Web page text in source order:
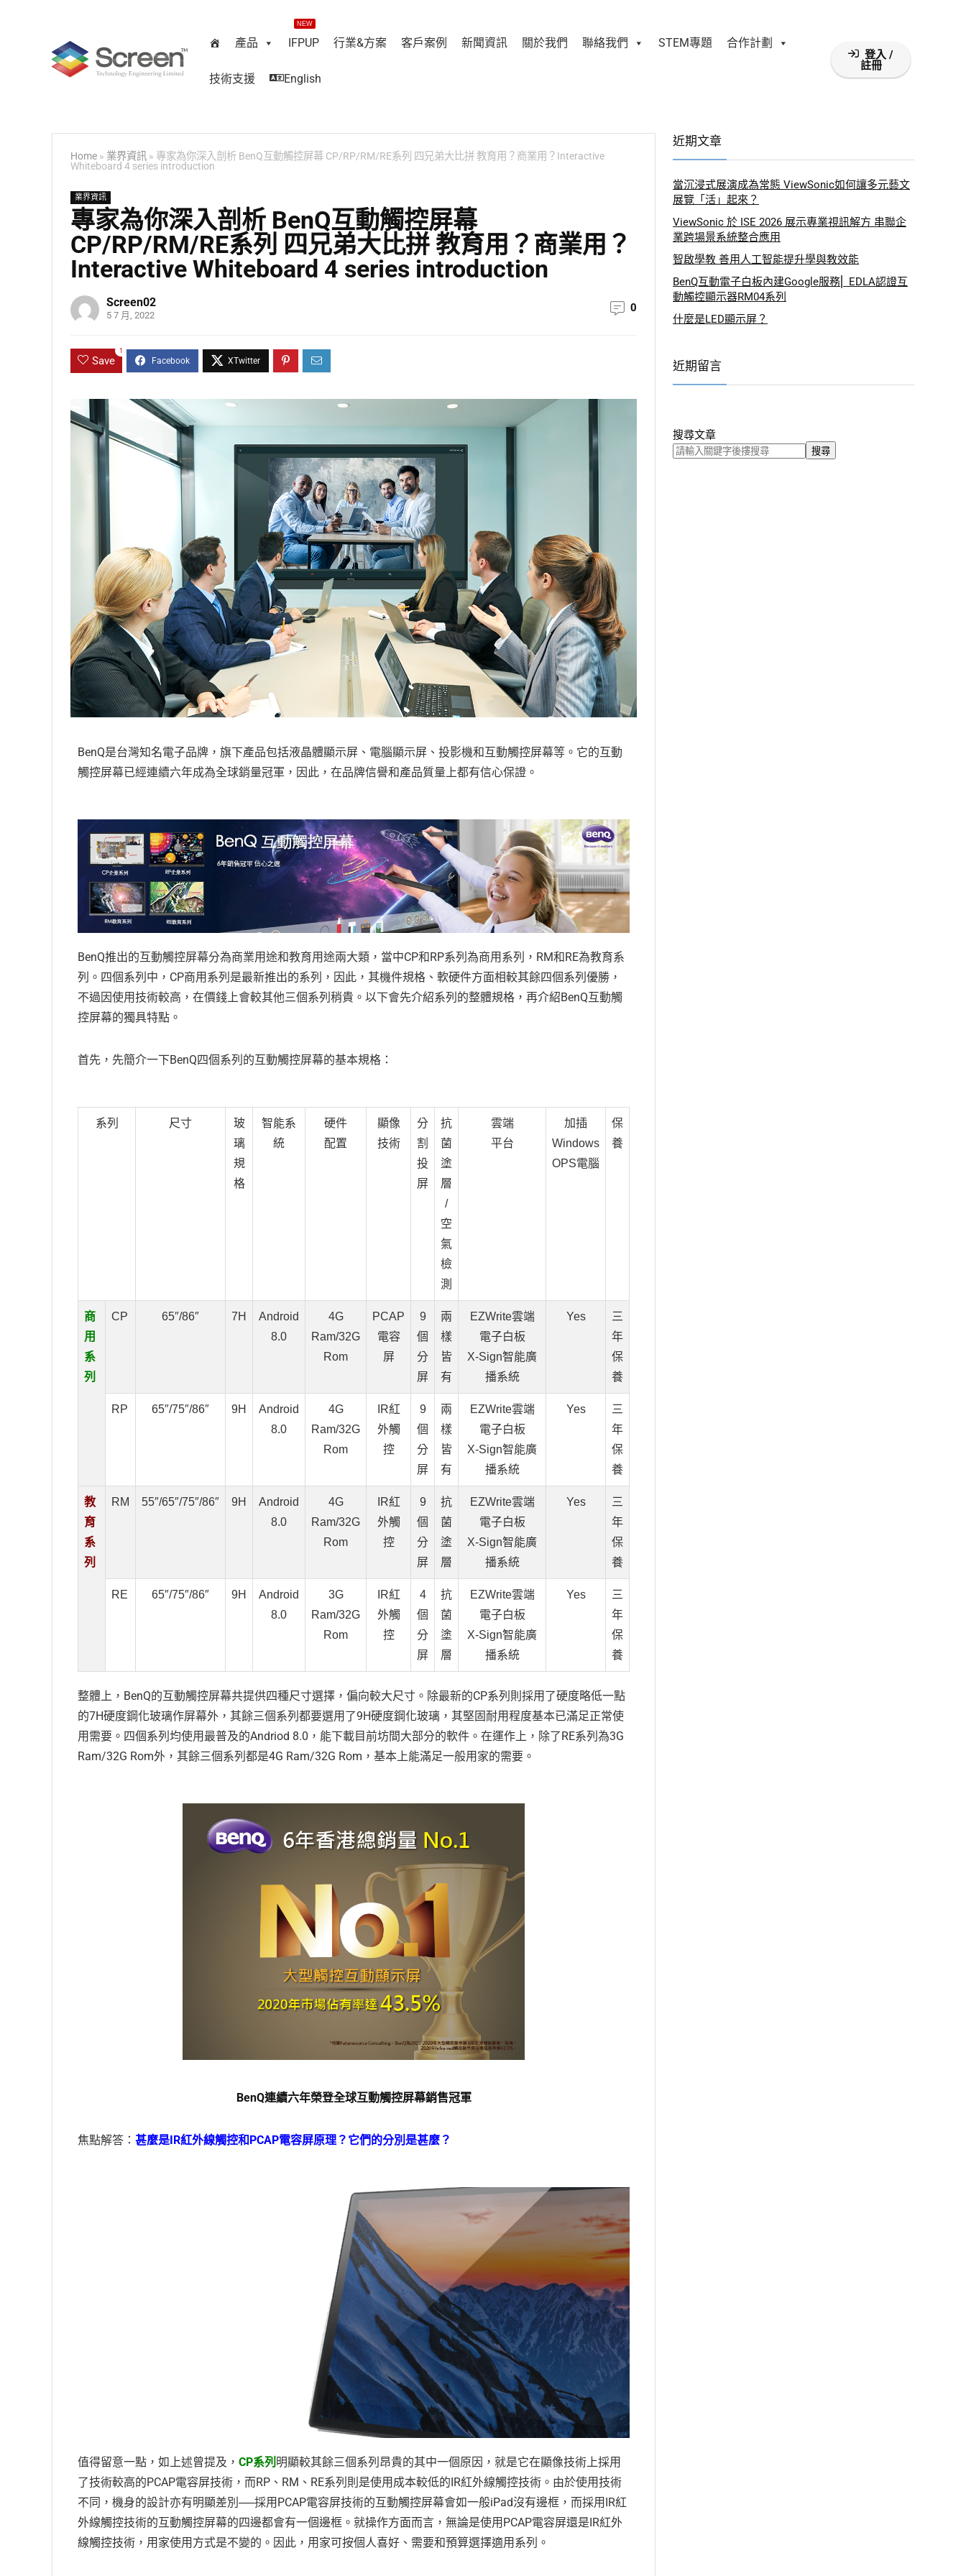
產品
NEW
IFPUP 行業&方案 客戶案例 新聞資訊 關於我們 聯絡我們 STEM專題 合作計劃
技術支援 English
登入 /
註冊
Home » 業界資訊 » 專家為你深入剖析 BenQ互動觸控屏幕 CP/RP/RM/RE系列 四兄弟大比拼 教育用？商業用？Interactive
Whiteboard 4 series introduction
業界資訊
專家為你深入剖析 BenQ互動觸控屏幕
CP/RP/RM/RE系列 四兄弟大比拼 教育用？商業用？
Interactive Whiteboard 4 series introduction
Screen02
5 7 月, 2022
0
Save
1
BenQ是台灣知名電子品牌，旗下產品包括液晶體顯示屏、電腦顯示屏、投影機和互動觸控屏幕等。它的互動
觸控屏幕已經連續六年成為全球銷量冠軍，因此，在品牌信譽和產品質量上都有信心保證。
BenQ推出的互動觸控屏幕分為商業用途和教育用途兩大類，當中CP和RP系列為商用系列，RM和RE為教育系
列。四個系列中，CP商用系列是最新推出的系列，因此，其機件規格、軟硬件方面相較其餘四個系列優勝，
不過因使用技術較高，在價錢上會較其他三個系列稍貴。以下會先介紹系列的整體規格，再介紹BenQ互動觸
控屏幕的獨具特點。
首先，先簡介一下BenQ四個系列的互動觸控屏幕的基本規格：
系列 尺寸
玻
璃
規
格
智能系
統
硬件
配置
顯像
技術
分
割
投
屏
抗
菌
塗
層
/
空
氣
檢
測
雲端
平台
加插
Windows
OPS電腦
保
養
商
用
系
列
CP 65″/86″ 7H
Android
8.0
4G
Ram/32G
Rom
PCAP
電容
屏
9
個
分
屏
兩
樣
皆
有
EZWrite雲端
電子白板
X-Sign智能廣
播系統
Yes
三
年
保
養
RP 65″/75″/86″ 9H
Android
8.0
4G
Ram/32G
Rom
IR紅
外觸
控
9
個
分
屏
兩
樣
皆
有
EZWrite雲端
電子白板
X-Sign智能廣
播系統
Yes
三
年
保
養
教
育
系
列
RM 55″/65″/75″/86″ 9H
Android
8.0
4G
Ram/32G
Rom
IR紅
外觸
控
9
個
分
屏
抗
菌
塗
層
EZWrite雲端
電子白板
X-Sign智能廣
播系統
Yes
三
年
保
養
RE 65″/75″/86″ 9H
Android
8.0
3G
Ram/32G
Rom
IR紅
外觸
控
4
個
分
屏
抗
菌
塗
層
EZWrite雲端
電子白板
X-Sign智能廣
播系統
Yes
三
年
保
養
整體上，BenQ的互動觸控屏幕共提供四種尺寸選擇，偏向較大尺寸。除最新的CP系列則採用了硬度略低一點
的7H硬度鋼化玻璃作屏幕外，其餘三個系列都要選用了9H硬度鋼化玻璃，其堅固耐用程度基本已滿足正常使
用需要。四個系列均使用最普及的Andriod 8.0，能下載目前坊間大部分的軟件。在運作上，除了RE系列為3G
Ram/32G Rom外，其餘三個系列都是4G Ram/32G Rom，基本上能滿足一般用家的需要。
BenQ連續六年榮登全球互動觸控屏幕銷售冠軍
焦點解答： 甚麼是IR紅外線觸控和PCAP電容屏原理？它們的分別是甚麼？
值得留意一點，如上述曾提及， CP系列 明顯較其餘三個系列昂貴的其中一個原因，就是它在顯像技術上採用
了技術較高的PCAP電容屏技術，而RP、RM、RE系列則是使用成本較低的IR紅外線觸控技術。由於使用技術
不同，機身的設計亦有明顯差別──採用PCAP電容屏技術的互動觸控屏幕會如一般iPad沒有邊框，而採用IR紅
外線觸控技術的互動觸控屏幕的四邊都會有一個邊框。就操作方面而言，無論是使用PCAP電容屏還是IR紅外
線觸控技術，用家使用方式是不變的。因此，用家可按個人喜好、需要和預算選擇適用系列。
近期文章
當沉浸式展演成為常態 ViewSonic如何讓多元藝文
展覽「活」起來？
ViewSonic 於 ISE 2026 展示專業視訊解方 串聯企
業跨場景系統整合應用
智啟學教 善用人工智能提升學與教效能
BenQ互動電子白板內建Google服務⎜ EDLA認證互
動觸控顯示器RM04系列
什麼是LED顯示屏？
近期留言
搜尋文章
搜尋